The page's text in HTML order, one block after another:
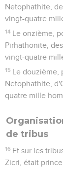
Netophathite,
vingt-quatre
14 Le onzième,
Pirhathonite,
vingt-quatre
15 Le douzième,
Netophathite,
quatre mille
de tribus
16 Et sur les
Zicri, était